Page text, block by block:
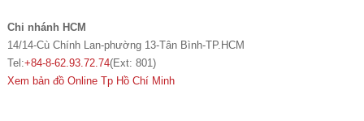
Chi nhánh HCM
14/14-Cù Chính Lan-phường 13-Tân Bình-TP.HCM
Tel:+84-8-62.93.72.74(Ext: 801)
Xem bản đồ Online Tp Hồ Chí Minh